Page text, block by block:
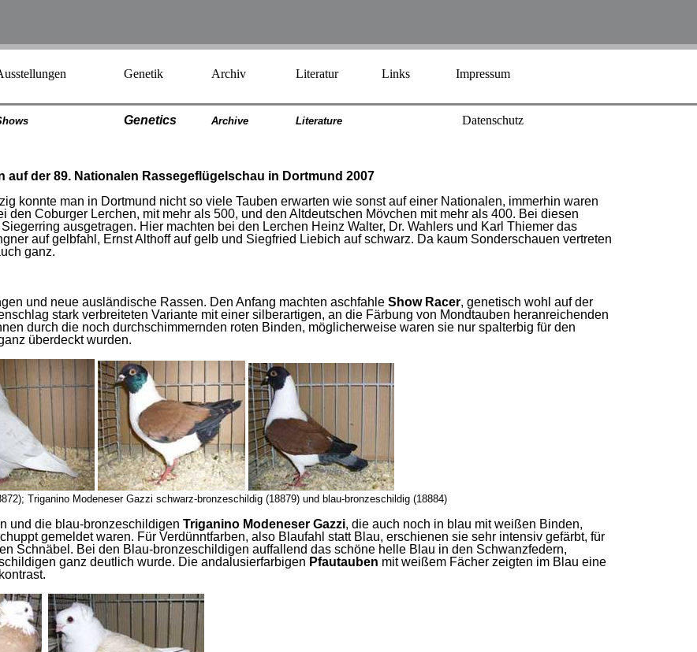
Genetik Archiv Literatur Links Impressum
Genetics Archive Literature Datenschutz
auf der 89. Nationalen Rassegeflügelschau in Dortmund 2007
konnte man in Dortmund nicht so viele Tauben erwarten wie sonst auf einer Nationalen, immerhin waren
Coburger Lerchen, mit mehr als 500, und den Altdeutschen Mövchen mit mehr als 400. Bei diesen
ausgetragen. Hier machten bei den Lerchen Heinz Walter, Dr. Wahlers und Karl Thiemer das
auf gelbfahl, Ernst Althoff auf gelb und Siegfried Liebich auf schwarz. Da kaum Sonderschauen vertreten
ganz.
und neue ausländische Rassen. Den Anfang machten aschfahle Show Racer, genetisch wohl auf der
stark verbreiteten Variante mit einer silberartigen, an die Färbung von Mondtauben heranreichenden
durch die noch durchschimmernden roten Binden, möglicherweise waren sie nur spalterbig für den
überdeckt wurden.
Triganino Modeneser Gazzi schwarz-bronzeschildig (18879) und blau-bronzeschildig (18884)
und die blau-bronzeschildigen Triganino Modeneser Gazzi, die auch noch in blau mit weißen Binden,
gemeldet waren. Für Verdünntfarben, also Blaufahl statt Blau, erschienen sie sehr intensiv gefärbt, für
Schnäbel. Bei den Blau-bronzeschildigen auffallend das schöne helle Blau in den Schwanzfedern,
ganz deutlich wurde. Die andalusierfarbigen Pfautauben mit weißem Fächer zeigten im Blau eine